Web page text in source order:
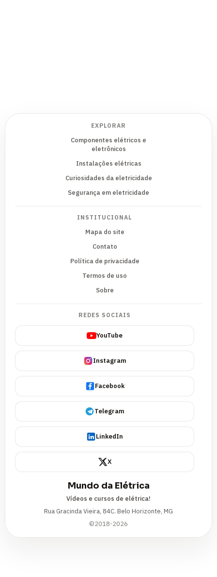
EXPLORAR
Componentes elétricos e
eletrônicos
Instalações elétricas
Curiosidades da eletricidade
Segurança em eletricidade
INSTITUCIONAL
Mapa do site
Contato
Política de privacidade
Termos de uso
Sobre
REDES SOCIAIS
YouTube
Instagram
Facebook
Telegram
LinkedIn
X
Mundo da Elétrica
Vídeos e cursos de elétrica!
Rua Gracinda Vieira, 84C. Belo Horizonte, MG
©2018-2026